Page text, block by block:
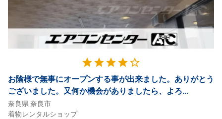
星4
starstarstarstarstar_border
お陰様で無事にオープンする事が出来ました。ありがとう
ございました。又何か機会がありましたら、よろ...
奈良県 奈良市
着物レンタルショップ